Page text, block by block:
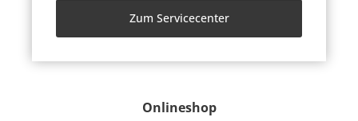
Onlineshop
Zum Servicecenter